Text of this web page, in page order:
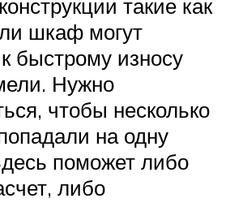
такие как
шкаф могут
быстрому износу
Нужно
чтобы несколько
на одну
поможет либо
либо